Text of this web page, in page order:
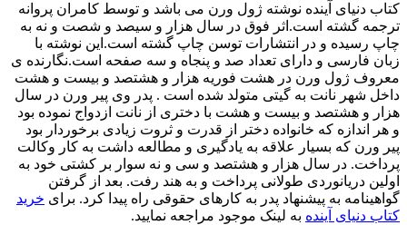
کتاب دنیای آینده نوشته ژول ورن می باشد و توسط کامران پروانه
ترجمه گشته است.اثر فوق در سال هزار و سیصد و شصت و نه به
چاپ رسیده و در انتشارات توسن چاپ گشته است.این نوشته با
زبان فارسی و دارای تعداد صد و پنجاه و سه صفحه است.نگارنده ی
معروف ژول ورن در هشت فوریه هزار و هشتصد و بیست و هشت
داخل شهر نانت به گیتی متولد شده است . پدر وی پیر ورن در سال
هزار و هشتصد و بیست و هشت با دختری از نانت ازدواج نموده بود
و هر اندازه که خانواده دختر از قدرت و ثروت زیادی برخوردار بود
پیر ورن که بسیار علاقه به یادگیری و مطالعه داشت به کار وکالت
پرداخت. در سال هزار و هشتصد و سی و نه سوار بر کشتی خود به
اولین دریانوردی طولانی پرداخت و به هند رفت. بعد از گرفتن
گواهینامه به پیشنهاد پدر به کارهای حقوقی راه پیدا کرد. برای خرید
کتاب دنیای آینده به لینک موجود مراجعه نمایید.